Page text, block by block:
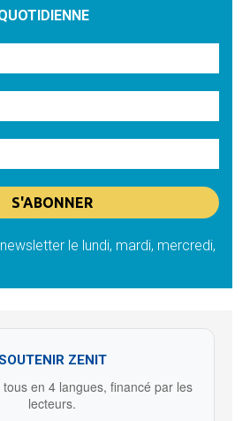
le lundi, mardi, mercredi,
ZENIT
en 4 langues, financé par les
lecteurs.